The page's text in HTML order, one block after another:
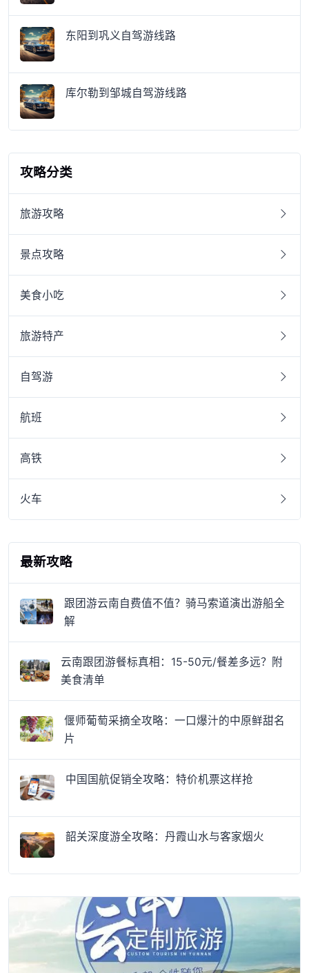
东阳到巩义自驾游线路
库尔勒到邹城自驾游线路
攻略分类
旅游攻略
景点攻略
美食小吃
旅游特产
自驾游
航班
高铁
火车
最新攻略
跟团游云南自费值不值？骑马索道演出游船全
解
云南跟团游餐标真相：15-50元/餐差多远？附
美食清单
偃师葡萄采摘全攻略：一口爆汁的中原鲜甜名
片
中国国航促销全攻略：特价机票这样抢
韶关深度游全攻略：丹霞山水与客家烟火